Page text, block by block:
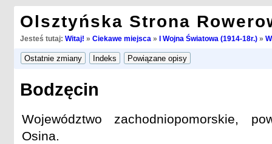
Olsztyńska Strona
Jesteś tutaj: Witaj! » Ciekawe miejsca » I Wojna Światowa (1914-18r.)»
Bodzęcin
Województwo zachodniopomorskie,
Osina.